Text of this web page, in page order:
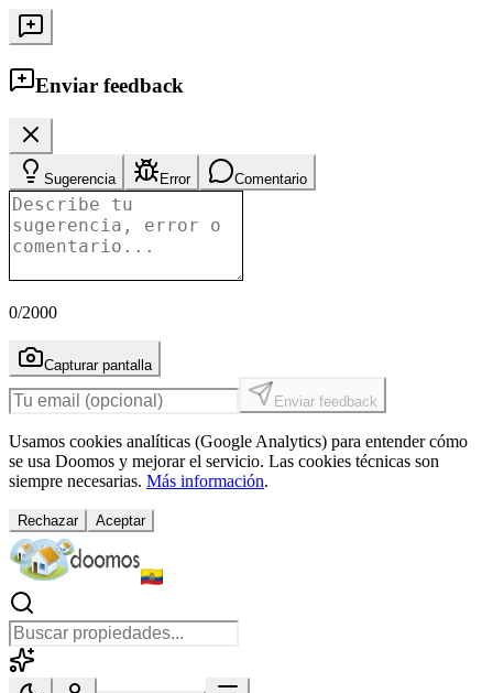
Enviar feedback
Sugerencia Error Comentario
0/2000
Capturar pantalla
Enviar feedback
Usamos cookies analíticas (Google Analytics) para entender cómo
se usa Doomos y mejorar el servicio. Las cookies técnicas son
siempre necesarias. Más información.
Rechazar Aceptar